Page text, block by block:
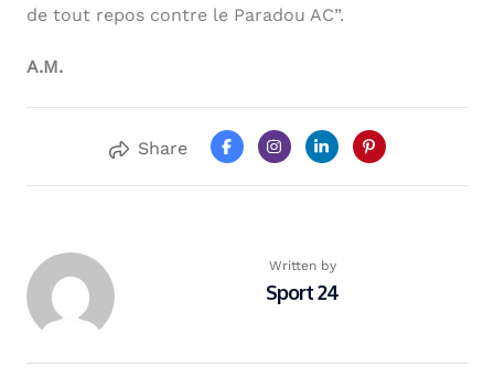
de tout repos contre le Paradou AC”.
A.M.
Share
Written by
Sport 24